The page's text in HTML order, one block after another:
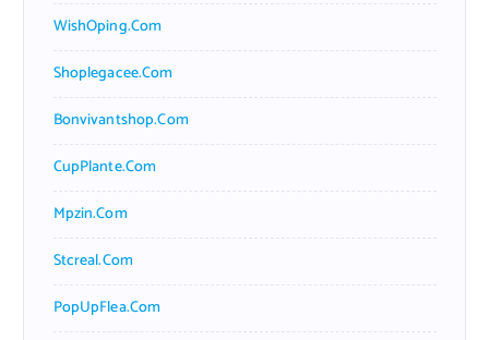
WishOping.com
Shoplegacee.com
Bonvivantshop.com
CupPlante.com
Mpzin.com
Stcreal.com
PopUpFlea.com